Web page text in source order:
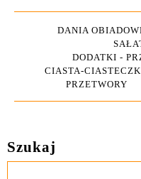
DANIA
DODATKI -
CIASTA-
PRZETWORY
Szukaj